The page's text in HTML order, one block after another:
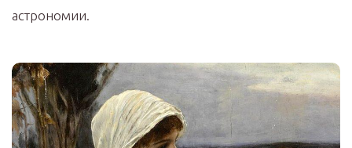
астрономии.